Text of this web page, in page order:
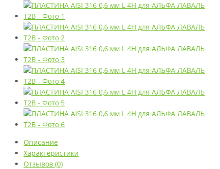
Описание
Характеристики
Отзывов (0)